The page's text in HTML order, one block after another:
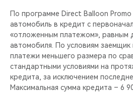
По программе Direct Balloon
автомобиль в кредит с
«отложенным платежом», равным
автомобиля. По условиям
платежи меньшего размера по
стандартными условиями на
кредита, за исключением
Максимальная сумма кредита – 6